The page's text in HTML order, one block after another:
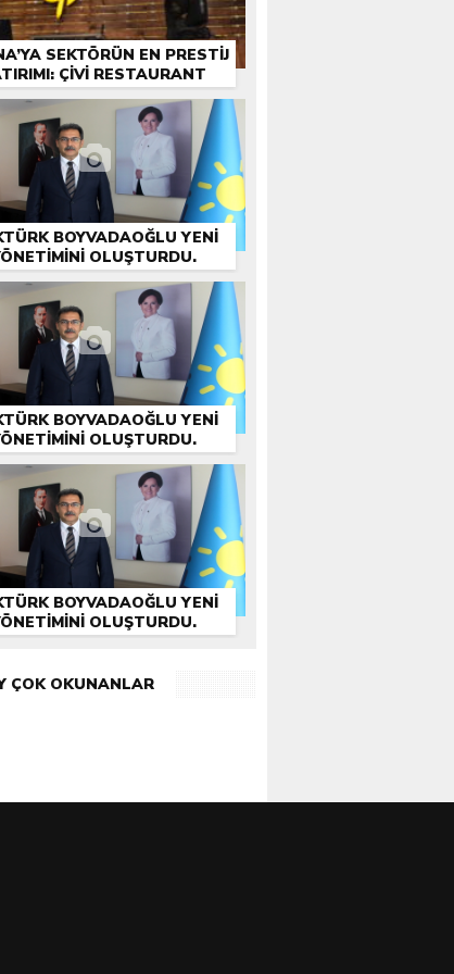
SEKTÖRÜN EN PRESTIJ
ÇİVİ RESTAURANT
BOYVADAOĞLU YENİ
OLUŞTURDU.
BOYVADAOĞLU YENİ
OLUŞTURDU.
BOYVADAOĞLU YENİ
OLUŞTURDU.
ÇOK OKUNANLAR